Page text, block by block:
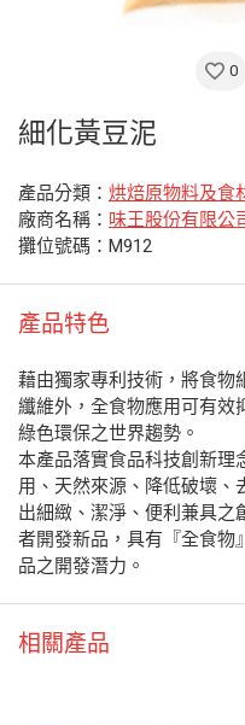
0
細化黃豆泥
產品分類： 烘焙原物料及食
廠商名稱： 味王股份有限公
攤位號碼：M912
產品特色
藉由獨家專利技術，將食物
纖維外，全食物應用可有效
綠色環保之世界趨勢。
本產品落實食品科技創新理
用、天然來源、降低破壞、
出細緻、潔淨、便利兼具之
者開發新品，具有『全食物
品之開發潛力。
相關產品